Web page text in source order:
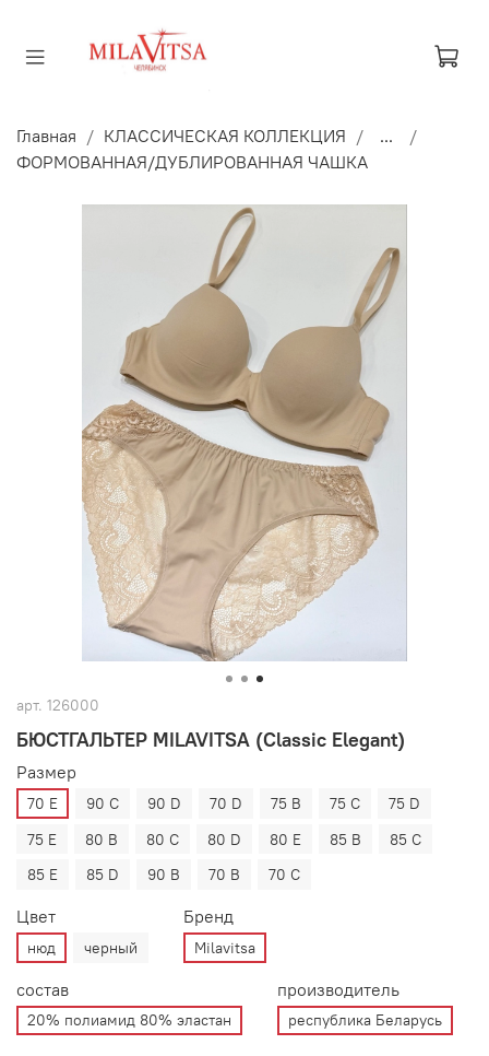
Главная КЛАССИЧЕСКАЯ КОЛЛЕКЦИЯ
...
ФОРМОВАННАЯ/ДУБЛИРОВАННАЯ ЧАШКА
арт. 126000
БЮСТГАЛЬТЕР MILAVITSA (Classic Elegant)
Размер
70 E 90 C 90 D 70 D 75 B 75 C
75 D
75 E
80 B 80 C 80 D 80 E 85 B
85 C
85 E
85 D 90 B 70 B 70 C
Цвет
нюд черный
Бренд
Milavitsa
состав
20% полиамид 80% эластан
производитель
республика Беларусь